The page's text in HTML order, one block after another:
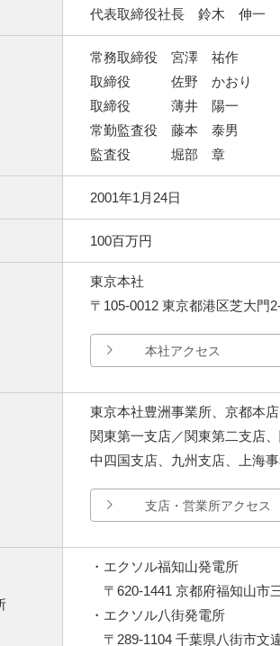
代表取締役社長 鈴木 伸一
常務取締役 宮澤 祐作
取締役 佐野 かおり
取締役 薄井 陽一
常勤監査役 藤本 泰男
監査役 堀部 章
2001年1月24日
100百万円
東京本社
〒105-0012 東京都港区芝大門
本社アクセス
東京本社豊洲事業所、京都本
関東第一支店／関東第二支店
中四国支店、九州支店、上海
支店・営業所アクセス
・エクソル福知山発電所
〒620-1441 京都府福知山市
・エクソル八街発電所
〒289-1104 千葉県八街市文